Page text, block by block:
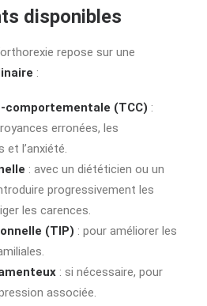
disponibles
repose sur une
:
comportementale (TCC) :
erronées, les
l’anxiété.
: avec un diététicien ou un
progressivement les
les carences.
(TIP) : pour améliorer les
: si nécessaire, pour
associée.